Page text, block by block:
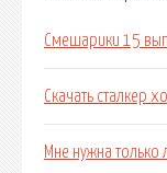
Смешарики 15
Скачать сталкер
Мне нужна только